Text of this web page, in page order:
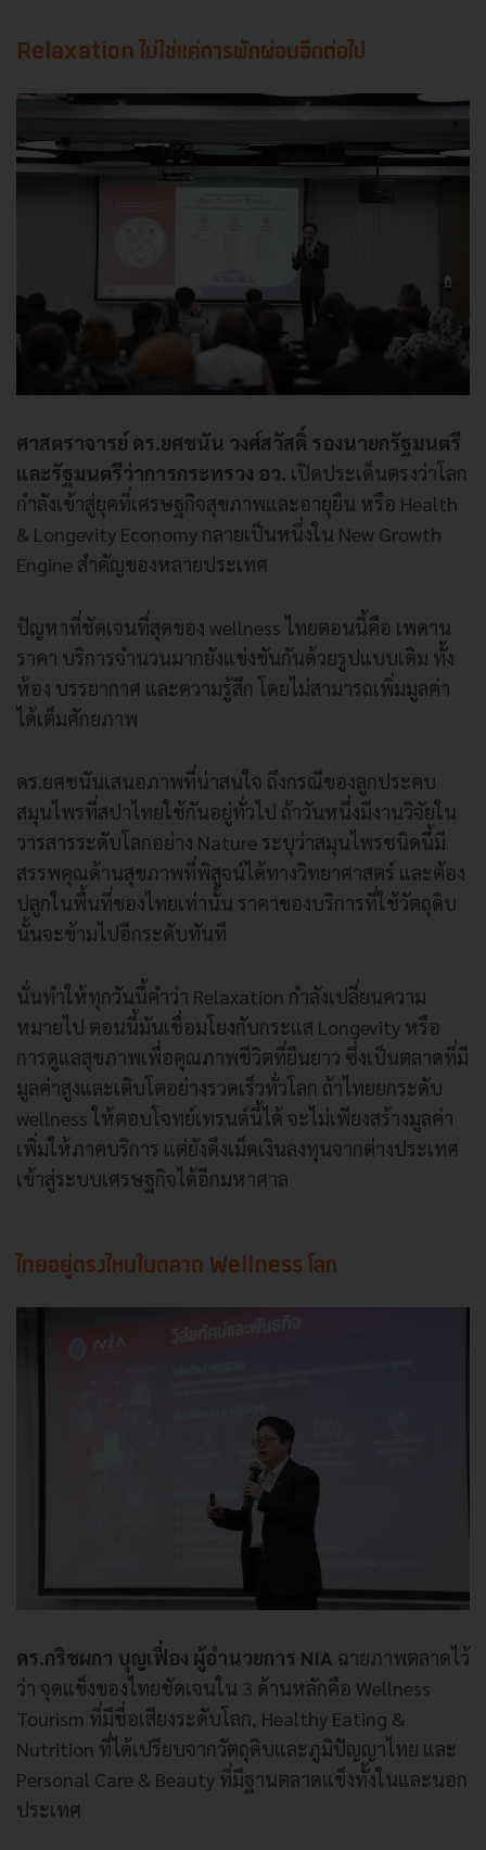
Relaxation ไม่ใช่แค่การพักผ่อนอีกต่อไป
ศาสตราจารย์ ดร.ยศชนัน วงศ์สวัสดิ์ รองนายกรัฐมนตรี
และรัฐมนตรีว่าการกระทรวง อว. เปิดประเด็นตรงว่าโลก
กำลังเข้าสู่ยุคที่เศรษฐกิจสุขภาพและอายุยืน หรือ Health
& Longevity Economy กลายเป็นหนึ่งใน New Growth
Engine สำคัญของหลายประเทศ
ปัญหาที่ชัดเจนที่สุดของ wellness ไทยตอนนี้คือ เพดาน
ราคา บริการจำนวนมากยังแข่งขันกันด้วยรูปแบบเดิม ทั้ง
ห้อง บรรยากาศ และความรู้สึก โดยไม่สามารถเพิ่มมูลค่า
ได้เต็มศักยภาพ
ดร.ยศชนันเสนอภาพที่น่าสนใจ ถึงกรณีของลูกประคบ
สมุนไพรที่สปาไทยใช้กันอยู่ทั่วไป ถ้าวันหนึ่งมีงานวิจัยใน
วารสารระดับโลกอย่าง Nature ระบุว่าสมุนไพรชนิดนี้มี
สรรพคุณด้านสุขภาพที่พิสูจน์ได้ทางวิทยาศาสตร์ และต้อง
ปลูกในพื้นที่ของไทยเท่านั้น ราคาของบริการที่ใช้วัตถุดิบ
นั้นจะข้ามไปอีกระดับทันที
นั่นทำให้ทุกวันนี้คำว่า Relaxation กำลังเปลี่ยนความ
หมายไป ตอนนี้มันเชื่อมโยงกับกระแส Longevity หรือ
การดูแลสุขภาพเพื่อคุณภาพชีวิตที่ยืนยาว ซึ่งเป็นตลาดที่มี
มูลค่าสูงและเติบโตอย่างรวดเร็วทั่วโลก ถ้าไทยยกระดับ
wellness ให้ตอบโจทย์เทรนด์นี้ได้ จะไม่เพียงสร้างมูลค่า
เพิ่มให้ภาคบริการ แต่ยังดึงเม็ดเงินลงทุนจากต่างประเทศ
เข้าสู่ระบบเศรษฐกิจได้อีกมหาศาล
ไทยอยู่ตรงไหนในตลาด Wellness โลก
ดร.กริชผกา บุญเฟื่อง ผู้อำนวยการ NIA ฉายภาพตลาดไว้
ว่า จุดแข็งของไทยชัดเจนใน 3 ด้านหลักคือ Wellness
Tourism ที่มีชื่อเสียงระดับโลก, Healthy Eating &
Nutrition ที่ได้เปรียบจากวัตถุดิบและภูมิปัญญาไทย และ
Personal Care & Beauty ที่มีฐานตลาดแข็งทั้งในและนอก
ประเทศ